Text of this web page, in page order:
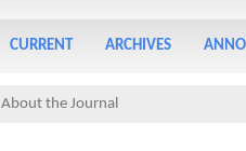
CURRENT ARCHIVES
About the Journal